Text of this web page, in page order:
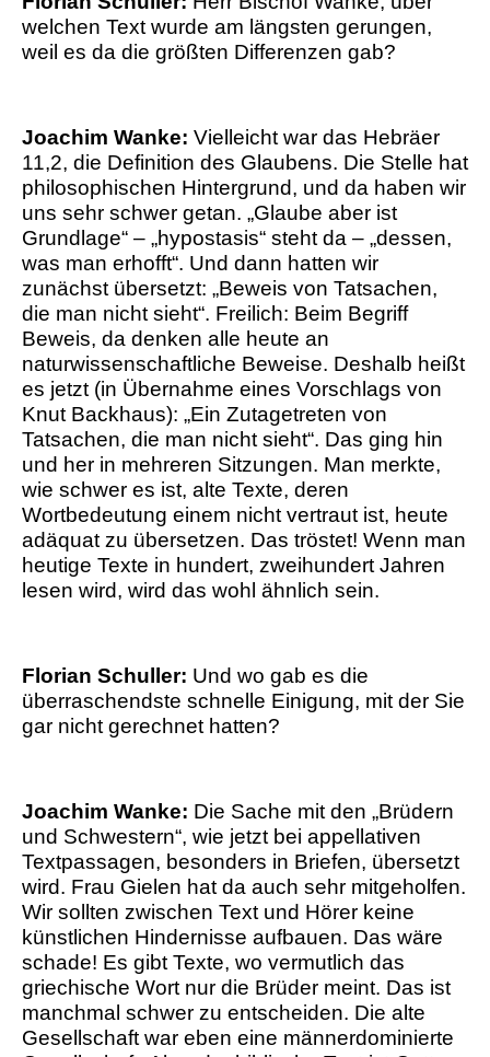
welchen Text wurde am längsten gerungen,
weil es da die größten Differenzen gab?
Joachim Wanke: Vielleicht war das Hebräer
11,2, die Definition des Glaubens. Die Stelle hat
philosophischen Hintergrund, und da haben wir
uns sehr schwer getan. „Glaube aber ist
Grundlage“ – „hypostasis“ steht da – „dessen,
was man erhofft“. Und dann hatten wir
zunächst übersetzt: „Beweis von Tatsachen,
die man nicht sieht“. Freilich: Beim Begriff
Beweis, da denken alle heute an
naturwissenschaftliche Beweise. Deshalb heißt
es jetzt (in Übernahme eines Vorschlags von
Knut Backhaus): „Ein Zutagetreten von
Tatsachen, die man nicht sieht“. Das ging hin
und her in mehreren Sitzungen. Man merkte,
wie schwer es ist, alte Texte, deren
Wortbedeutung einem nicht vertraut ist, heute
adäquat zu übersetzen. Das tröstet! Wenn man
heutige Texte in hundert, zweihundert Jahren
lesen wird, wird das wohl ähnlich sein.
Florian Schuller: Und wo gab es die
überraschendste schnelle Einigung, mit der Sie
gar nicht gerechnet hatten?
Joachim Wanke: Die Sache mit den „Brüdern
und Schwestern“, wie jetzt bei appellativen
Textpassagen, besonders in Briefen, übersetzt
wird. Frau Gielen hat da auch sehr mitgeholfen.
Wir sollten zwischen Text und Hörer keine
künstlichen Hindernisse aufbauen. Das wäre
schade! Es gibt Texte, wo vermutlich das
griechische Wort nur die Brüder meint. Das ist
manchmal schwer zu entscheiden. Die alte
Gesellschaft war eben eine männerdominierte